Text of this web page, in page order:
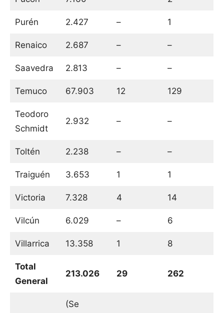
Purén 2.427 – 1
Renaico 2.687 – –
Saavedra 2.813 – –
Temuco 67.903 12 129
Teodoro
Schmidt
2.932 – –
Toltén 2.238 – –
Traiguén 3.653 1 1
Victoria 7.328 4 14
Vilcún 6.029 – 6
Villarrica 13.358 1 8
Total
General
213.026 29 262
(Se